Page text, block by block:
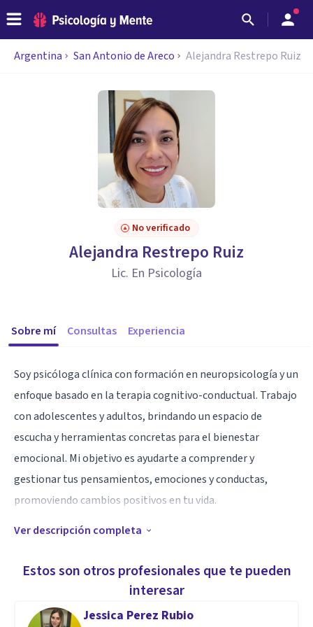
Argentina San Antonio de Areco Alejandra Restrepo Ruiz
No verificado
Alejandra Restrepo Ruiz
Lic. En Psicología
Sobre mí Consultas Experiencia
Soy psicóloga clínica con formación en neuropsicología y un
enfoque basado en la terapia cognitivo-conductual. Trabajo
con adolescentes y adultos, brindando un espacio de
escucha y herramientas concretas para el bienestar
emocional. Mi objetivo es ayudarte a comprender y
gestionar tus pensamientos, emociones y conductas,
promoviendo cambios positivos en tu vida.
Especialidad
dificultades emocionales relacionadas con el estrés, el
incorporo conocimientos de neuropsicología para abordar
Ver descripción completa
Estos son otros profesionales que te pueden
interesar
Jessica Perez Rubio